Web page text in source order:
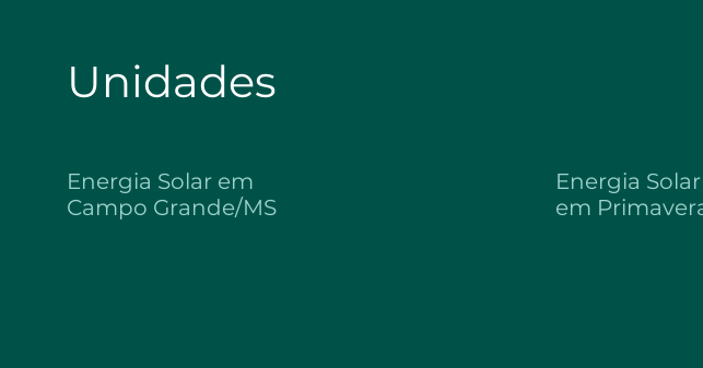
Unidades
Energia Solar em
Campo Grande/MS
Energia Solar
em